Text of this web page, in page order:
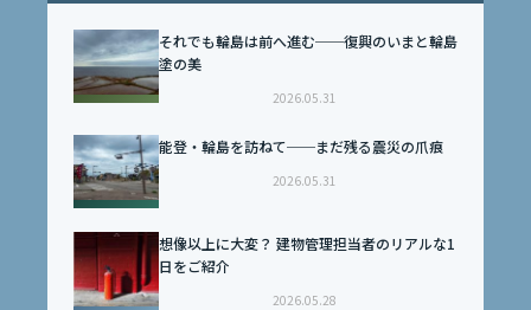
それでも輪島は前へ進む──復興のいまと輪島
塗の美
2026.05.31
能登・輪島を訪ねて──まだ残る震災の爪痕
2026.05.31
想像以上に大変？ 建物管理担当者のリアルな1
日をご紹介
2026.05.28